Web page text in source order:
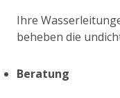
Ihre
beheben die
Beratung